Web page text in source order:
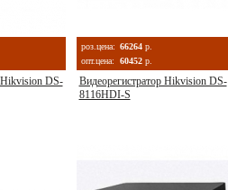
Hikvision DS-
роз.цена: 66264 р.
опт.цена:
60452 р.
Видеорегистратор Hikvision DS-
8116HDI-S